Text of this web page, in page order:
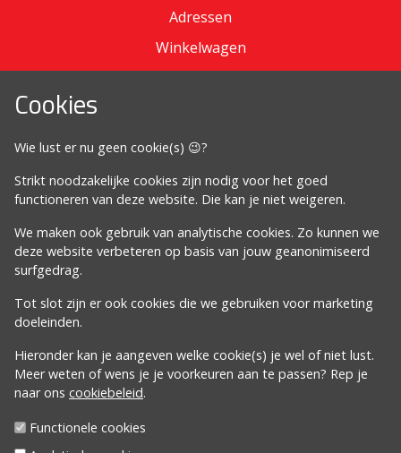
Cookies
Wie lust er nu geen cookie(s) 😉?
Strikt noodzakelijke cookies zijn nodig voor het goed
functioneren van deze website. Die kan je niet weigeren.
We maken ook gebruik van analytische cookies. Zo kunnen we
deze website verbeteren op basis van jouw geanonimiseerd
surfgedrag.
Tot slot zijn er ook cookies die we gebruiken voor marketing
doeleinden.
Hieronder kan je aangeven welke cookie(s) je wel of niet lust.
Meer weten of wens je je voorkeuren aan te passen? Rep je
naar ons cookiebeleid.
Functionele cookies
Adressen
Winkelwagen
Algemene voorwaarden
Cookiebeleid
Proclaimer
Volg ons
Davos Inc | Egidius van Bredenestraat 4 | 8340
Sijsele/Damme | GSM